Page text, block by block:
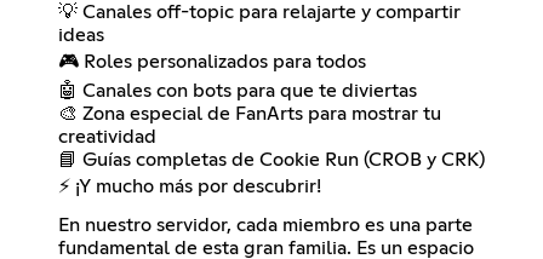
💡 Canales off-topic para relajarte y compartir
ideas
🎮 Roles personalizados para todos
🤖 Canales con bots para que te diviertas
🎨 Zona especial de FanArts para mostrar tu
creatividad
📘 Guías completas de Cookie Run (CROB y CRK)
⚡ ¡Y mucho más por descubrir!
En nuestro servidor, cada miembro es una parte
fundamental de esta gran familia. Es un espacio